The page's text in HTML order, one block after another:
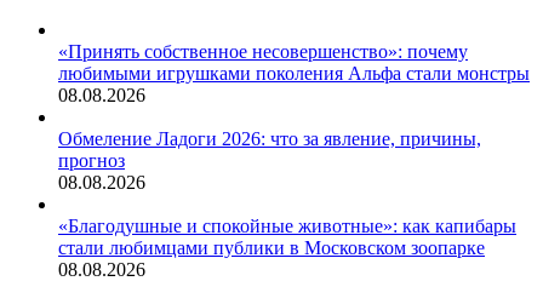
«Принять собственное несовершенство»: почему
любимыми игрушками поколения Альфа стали монстры
08.08.2026
Обмеление Ладоги 2026: что за явление, причины,
прогноз
08.08.2026
«Благодушные и спокойные животные»: как капибары
стали любимцами публики в Московском зоопарке
08.08.2026